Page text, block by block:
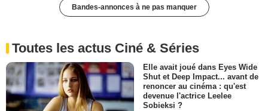
Bandes-annonces à ne pas manquer
Toutes les actus Ciné & Séries
Elle avait joué dans Eyes Wide
Shut et Deep Impact... avant de
renoncer au cinéma : qu'est
devenue l'actrice Leelee
Sobieksi ?